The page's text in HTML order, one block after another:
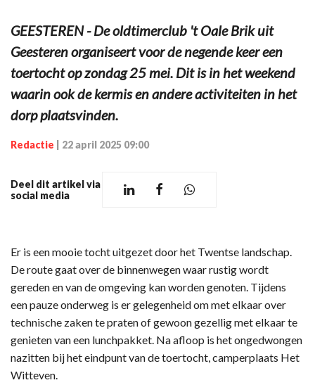
GEESTEREN - De oldtimerclub 't Oale Brik uit
Geesteren organiseert voor de negende keer een
toertocht op zondag 25 mei. Dit is in het weekend
waarin ook de kermis en andere activiteiten in het
dorp plaatsvinden.
Redactie 22 april 2025 09:00
Deel dit artikel via
social media
Er is een mooie tocht uitgezet door het Twentse landschap.
De route gaat over de binnenwegen waar rustig wordt
gereden en van de omgeving kan worden genoten. Tijdens
een pauze onderweg is er gelegenheid om met elkaar over
technische zaken te praten of gewoon gezellig met elkaar te
genieten van een lunchpakket. Na afloop is het ongedwongen
nazitten bij het eindpunt van de toertocht, camperplaats Het
Witteven.